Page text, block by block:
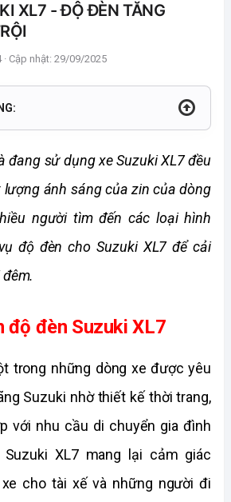
XL7 - ĐỘ ĐÈN TĂNG
Cập nhật: 29/09/2025
đang sử dụng xe Suzuki XL7 đều
lượng ánh sáng của zin của dòng
người tìm đến các loại hình
độ đèn cho Suzuki XL7 để cải
độ đèn Suzuki XL7
trong những dòng xe được yêu
Suzuki nhờ thiết kế thời trang,
với nhu cầu di chuyển gia đình
Suzuki XL7 mang lại cảm giác
cho tài xế và những người đi